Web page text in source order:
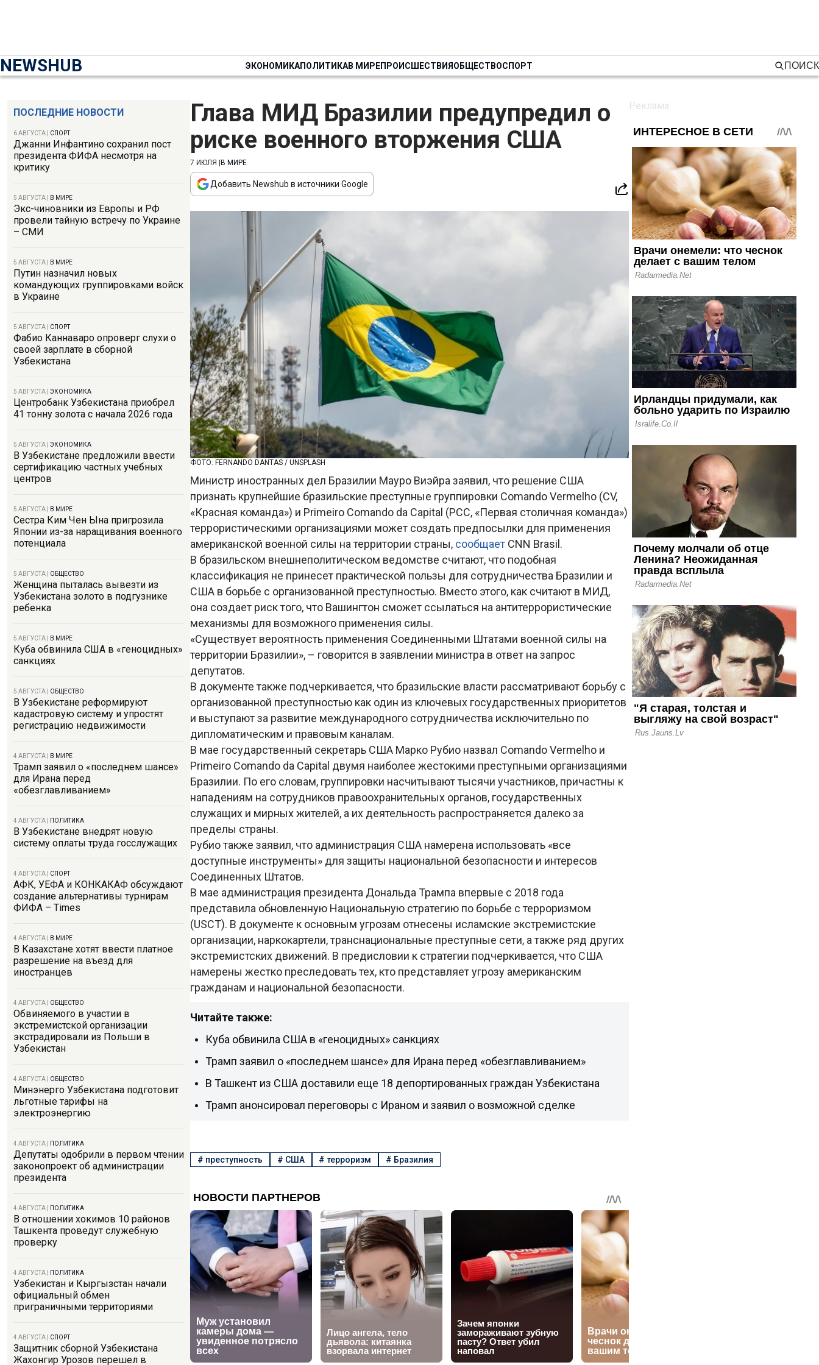
NEWSHUB ЭКОНОМИКАПОЛИТИКАВ МИРЕПРОИСШЕСТВИЯОБЩЕСТВОСПОРТ ПОИСК
ПОСЛЕДНИЕ НОВОСТИ
6 АВГУСТА СПОРТ
Джанни Инфантино сохранил пост
президента ФИФА несмотря на
критику
5 АВГУСТА В МИРЕ
Экс-чиновники из Европы и РФ
провели тайную встречу по Украине
– СМИ
5 АВГУСТА В МИРЕ
Путин назначил новых
командующих группировками войск
в Украине
5 АВГУСТА СПОРТ
Фабио Каннаваро опроверг слухи о
своей зарплате в сборной
Узбекистана
5 АВГУСТА ЭКОНОМИКА
Центробанк Узбекистана приобрел
41 тонну золота с начала 2026 года
5 АВГУСТА ЭКОНОМИКА
В Узбекистане предложили ввести
сертификацию частных учебных
центров
5 АВГУСТА В МИРЕ
Сестра Ким Чен Ына пригрозила
Японии из-за наращивания военного
потенциала
5 АВГУСТА ОБЩЕСТВО
Женщина пыталась вывезти из
Узбекистана золото в подгузнике
ребенка
5 АВГУСТА В МИРЕ
Куба обвинила США в «геноцидных»
санкциях
5 АВГУСТА ОБЩЕСТВО
В Узбекистане реформируют
кадастровую систему и упростят
регистрацию недвижимости
4 АВГУСТА В МИРЕ
Трамп заявил о «последнем шансе»
для Ирана перед
«обезглавливанием»
4 АВГУСТА ПОЛИТИКА
В Узбекистане внедрят новую
систему оплаты труда госслужащих
4 АВГУСТА СПОРТ
АФК, УЕФА и КОНКАКАФ обсуждают
создание альтернативы турнирам
ФИФА – Times
4 АВГУСТА В МИРЕ
В Казахстане хотят ввести платное
разрешение на въезд для
иностранцев
4 АВГУСТА ОБЩЕСТВО
Обвиняемого в участии в
экстремистской организации
экстрадировали из Польши в
Узбекистан
4 АВГУСТА ОБЩЕСТВО
Минэнерго Узбекистана подготовит
льготные тарифы на
электроэнергию
4 АВГУСТА ПОЛИТИКА
Депутаты одобрили в первом чтении
законопроект об администрации
президента
4 АВГУСТА ПОЛИТИКА
В отношении хокимов 10 районов
Ташкента проведут служебную
проверку
4 АВГУСТА ПОЛИТИКА
Узбекистан и Кыргызстан начали
официальный обмен
приграничными территориями
4 АВГУСТА СПОРТ
Защитник сборной Узбекистана
Жахонгир Урозов перешел в
Глава МИД Бразилии предупредил о
риске военного вторжения США
7 ИЮЛЯ В МИРЕ
Добавить Newshub в источники Google
ФОТО: FERNANDO DANTAS / UNSPLASH
Министр иностранных дел Бразилии Мауро Виэйра заявил, что решение США
признать крупнейшие бразильские преступные группировки Comando Vermelho (CV,
«Красная команда») и Primeiro Comando da Capital (PCC, «Первая столичная команда»)
террористическими организациями может создать предпосылки для применения
американской военной силы на территории страны, сообщает CNN Brasil.
В бразильском внешнеполитическом ведомстве считают, что подобная
классификация не принесет практической пользы для сотрудничества Бразилии и
США в борьбе с организованной преступностью. Вместо этого, как считают в МИД,
она создает риск того, что Вашингтон сможет ссылаться на антитеррористические
механизмы для возможного применения силы.
«Существует вероятность применения Соединенными Штатами военной силы на
территории Бразилии», – говорится в заявлении министра в ответ на запрос
депутатов.
В документе также подчеркивается, что бразильские власти рассматривают борьбу с
организованной преступностью как один из ключевых государственных приоритетов
и выступают за развитие международного сотрудничества исключительно по
дипломатическим и правовым каналам.
В мае государственный секретарь США Марко Рубио назвал Comando Vermelho и
Primeiro Comando da Capital двумя наиболее жестокими преступными организациями
Бразилии. По его словам, группировки насчитывают тысячи участников, причастны к
нападениям на сотрудников правоохранительных органов, государственных
служащих и мирных жителей, а их деятельность распространяется далеко за
пределы страны.
Рубио также заявил, что администрация США намерена использовать «все
доступные инструменты» для защиты национальной безопасности и интересов
Соединенных Штатов.
В мае администрация президента Дональда Трампа впервые с 2018 года
представила обновленную Национальную стратегию по борьбе с терроризмом
(USCT). В документе к основным угрозам отнесены исламские экстремистские
организации, наркокартели, транснациональные преступные сети, а также ряд других
экстремистских движений. В предисловии к стратегии подчеркивается, что США
намерены жестко преследовать тех, кто представляет угрозу американским
гражданам и национальной безопасности.
Читайте также:
Куба обвинила США в «геноцидных» санкциях
Трамп заявил о «последнем шансе» для Ирана перед «обезглавливанием»
В Ташкент из США доставили еще 18 депортированных граждан Узбекистана
Трамп анонсировал переговоры с Ираном и заявил о возможной сделке
# преступность # США #терроризм # Бразилия